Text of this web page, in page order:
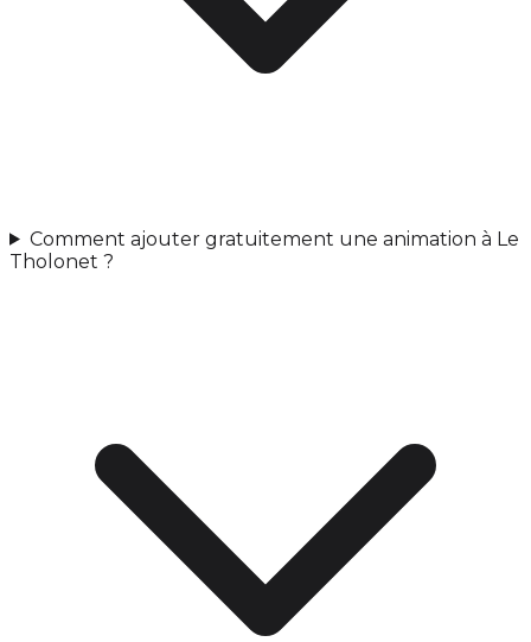
Comment ajouter gratuitement une animation à Le
Tholonet ?